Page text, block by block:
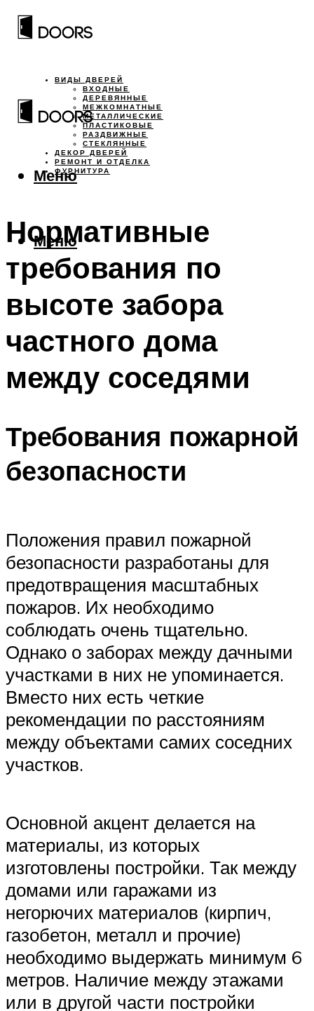
ВИДЫ ДВЕРЕЙ
ВХОДНЫЕ
ДЕРЕВЯННЫЕ
МЕЖКОМНАТНЫЕ
МЕТАЛЛИЧЕСКИЕ
ПЛАСТИКОВЫЕ
РАЗДВИЖНЫЕ
СТЕКЛЯННЫЕ
ДЕКОР ДВЕРЕЙ
РЕМОНТ И ОТДЕЛКА
ФУРНИТУРА
Меню
Меню
Нормативные
требования по
высоте забора
частного дома
между соседями
Требования пожарной
безопасности
Положения правил пожарной
безопасности разработаны для
предотвращения масштабных
пожаров. Их необходимо
соблюдать очень тщательно.
Однако о заборах между дачными
участками в них не упоминается.
Вместо них есть четкие
рекомендации по расстояниям
между объектами самих соседних
участков.
Основной акцент делается на
материалы, из которых
изготовлены постройки. Так между
домами или гаражами из
негорючих материалов (кирпич,
газобетон, металл и прочие)
необходимо выдержать минимум 6
метров. Наличие между этажами
или в другой части постройки